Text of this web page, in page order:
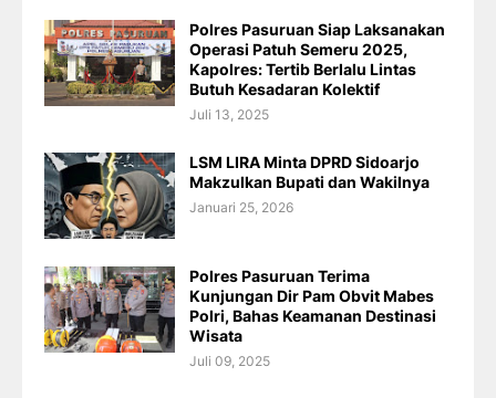
Polres Pasuruan Siap Laksanakan
Operasi Patuh Semeru 2025,
Kapolres: Tertib Berlalu Lintas
Butuh Kesadaran Kolektif
Juli 13, 2025
LSM LIRA Minta DPRD Sidoarjo
Makzulkan Bupati dan Wakilnya
Januari 25, 2026
Polres Pasuruan Terima
Kunjungan Dir Pam Obvit Mabes
Polri, Bahas Keamanan Destinasi
Wisata
Juli 09, 2025